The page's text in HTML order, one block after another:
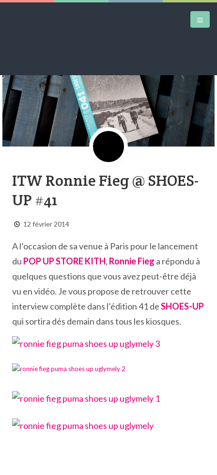
DAILY KICKS
AIRTRAINERPEDIA
STREET ART
MW SHIFT
CONTACT
ITW Ronnie Fieg @ SHOES-
UP #41
12 février 2014
A l’occasion de sa venue à Paris pour le lancement
du POP UP STORE KITH, Ronnie Fieg a répondu à
quelques questions que vous avez peut-être déjà
vu en vidéo. Je vous propose de retrouver cette
interview complète dans l’édition 41 deSHOES-UP
qui sortira dés demain dans tous les kiosques.